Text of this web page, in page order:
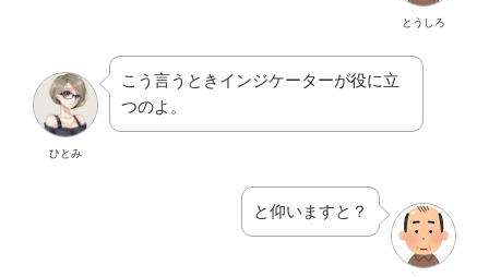
とうしろ
ひとみ
こう言うときインジケーターが役に立
つのよ。
と仰いますと？